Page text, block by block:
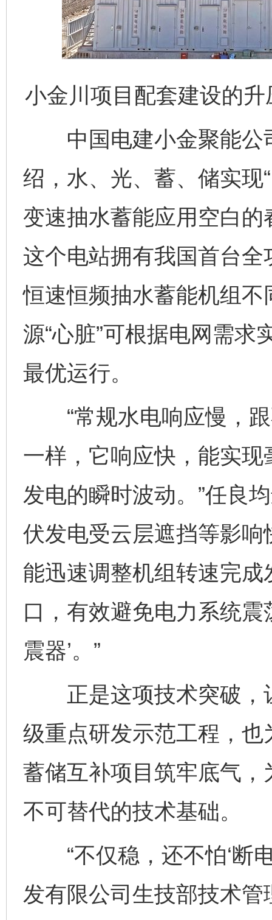
小金川项目配套建设的
中国电建小金聚能公
绍，水、光、蓄、储实现
变速抽水蓄能应用空白
这个电站拥有我国首台
恒速恒频抽水蓄能机组
源“心脏”可根据电网需求
最优运行。
“常规水电响应慢，跟
一样，它响应快，能实
发电的瞬时波动。”任良
伏发电受云层遮挡等影
能迅速调整机组转速完成
口，有效避免电力系统震
震器’。”
正是这项技术突破，
级重点研发示范工程，
蓄储互补项目筑牢底气
不可替代的技术基础。
“不仅稳，还不怕‘断电
发有限公司生技部技术